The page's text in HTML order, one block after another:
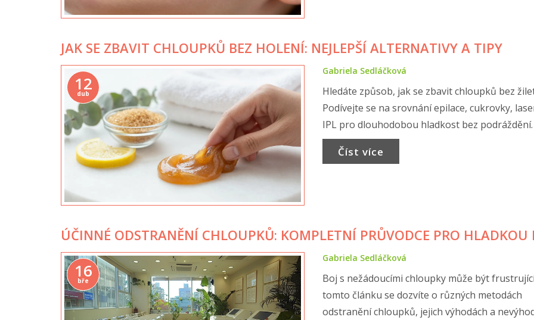
JAK SE ZBAVIT CHLOUPKŮ BEZ HOLENÍ: NEJLEPŠÍ ALTERNATIVY A TIPY
12
dub
Gabriela Sedláčková
Hledáte způsob, jak se zbavit chloupků bez
Podívejte se na srovnání epilace, cukrovky,
IPL pro dlouhodobou hladkost bez podráždění.
Číst více
ÚČINNÉ ODSTRANĚNÍ CHLOUPKŮ: KOMPLETNÍ PRŮVODCE PRO HLADKOU
16
bře
Gabriela Sedláčková
Boj s nežádoucími chloupky může být
tomto článku se dozvíte o různých metodách
odstranění chloupků, jejich výhodách a